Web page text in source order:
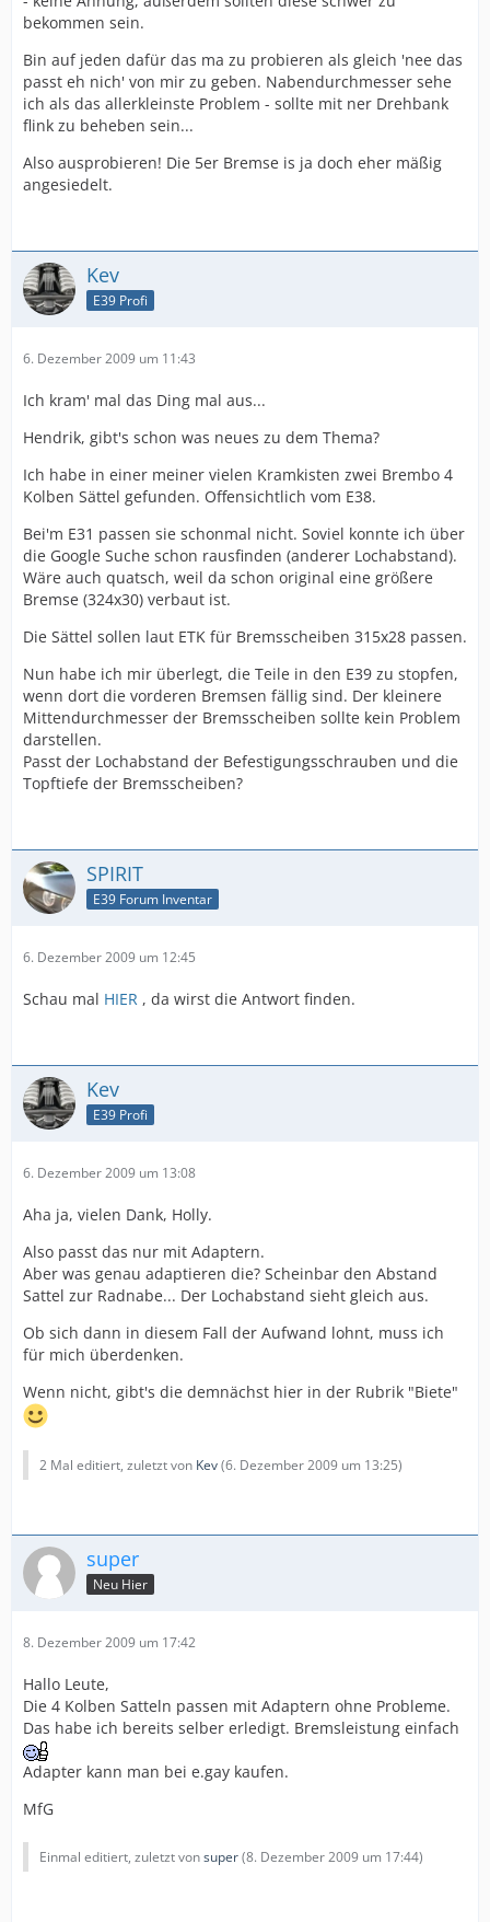
bekommen sein.
Bin auf jeden dafür das ma zu probieren als gleich 'nee das
passt eh nich' von mir zu geben. Nabendurchmesser sehe
ich als das allerkleinste Problem - sollte mit ner Drehbank
flink zu beheben sein...
Also ausprobieren! Die 5er Bremse is ja doch eher mäßig
angesiedelt.
Kev
E39 Profi
6. Dezember 2009 um 11:43
Ich kram' mal das Ding mal aus...
Hendrik, gibt's schon was neues zu dem Thema?
Ich habe in einer meiner vielen Kramkisten zwei Brembo 4
Kolben Sättel gefunden. Offensichtlich vom E38.
Bei'm E31 passen sie schonmal nicht. Soviel konnte ich über
die Google Suche schon rausfinden (anderer Lochabstand).
Wäre auch quatsch, weil da schon original eine größere
Bremse (324x30) verbaut ist.
Die Sättel sollen laut ETK für Bremsscheiben 315x28 passen.
Nun habe ich mir überlegt, die Teile in den E39 zu stopfen,
wenn dort die vorderen Bremsen fällig sind. Der kleinere
Mittendurchmesser der Bremsscheiben sollte kein Problem
darstellen.
Passt der Lochabstand der Befestigungsschrauben und die
Topftiefe der Bremsscheiben?
SPIRIT
E39 Forum Inventar
6. Dezember 2009 um 12:45
Schau mal HIER , da wirst die Antwort finden.
Kev
E39 Profi
6. Dezember 2009 um 13:08
Aha ja, vielen Dank, Holly.
Also passt das nur mit Adaptern.
Aber was genau adaptieren die? Scheinbar den Abstand
Sattel zur Radnabe... Der Lochabstand sieht gleich aus.
Ob sich dann in diesem Fall der Aufwand lohnt, muss ich
für mich überdenken.
Wenn nicht, gibt's die demnächst hier in der Rubrik "Biete"
2 Mal editiert, zuletzt von Kev(6. Dezember 2009 um 13:25)
super
Neu Hier
8. Dezember 2009 um 17:42
Hallo Leute,
Die 4 Kolben Satteln passen mit Adaptern ohne Probleme.
Das habe ich bereits selber erledigt. Bremsleistung einfach
Adapter kann man bei e.gay kaufen.
MfG
Einmal editiert, zuletzt vonsuper(8. Dezember 2009 um 17:44)